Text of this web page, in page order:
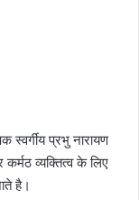
प्रभु नारायण
कर्मठ व्यक्तित्व के लिए
है।